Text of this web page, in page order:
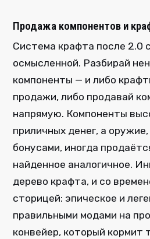
Продажа компонентов и
Система крафта после 2.0
осмысленной. Разбирай
компоненты — и либо
продажи, либо продавай
напрямую. Компоненты
приличных денег, а
бонусами, иногда
найденное аналогичное.
дерево крафта, и со
сторицей: эпическое и
правильными модами на
конвейер, который кормит